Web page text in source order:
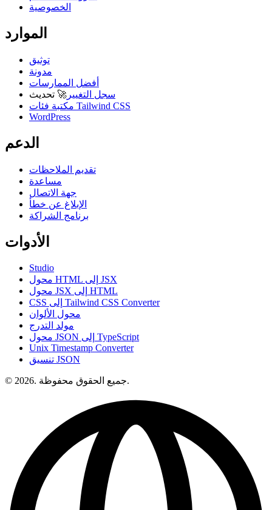
الخصوصية
الموارد
توثيق
مدونة
أفضل الممارسات
سجل التغيير 🚀 تحديث
مكتبة فئات Tailwind CSS
WordPress
الدعم
تقديم الملاحظات
مساعدة
جهة الاتصال
الإبلاغ عن خطأ
برنامج الشراكة
الأدوات
Studio
محول HTML إلى JSX
محول JSX إلى HTML
CSS إلى Tailwind CSS Converter
محول الألوان
مولد التدرج
محول JSON إلى TypeScript
Unix Timestamp Converter
تنسيق JSON
© 2026. جميع الحقوق محفوظة.